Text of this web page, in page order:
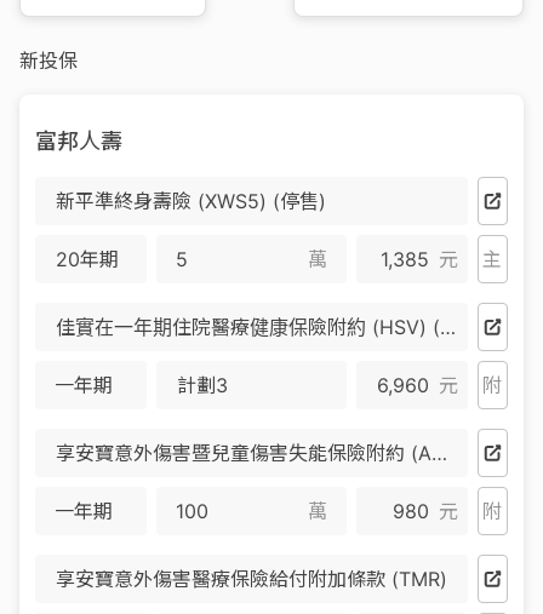
新投保
富邦人壽
新平準終身壽險 (XWS5) (停售)
20年期 萬 1,385 元 主
佳實在一年期住院醫療健康保險附約 (HSV) (停售)
一年期 計劃3 6,960 元 附
享安寶意外傷害暨兒童傷害失能保險附約 (ADG)
一年期 萬 980 元 附
享安寶意外傷害醫療保險給付附加條款 (TMR)